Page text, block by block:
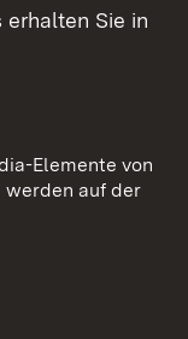
erhalten Sie in
Elemente von
werden auf der